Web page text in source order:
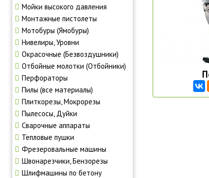
Мойки высокого давления
Монтажные пистолеты
Мотобуры (Ямобуры)
Нивелиры, Уровни
Окрасочные (Безвоздушники)
Отбойные молотки (Отбойники)
Перфораторы
Пилы (все материалы)
Плиткорезы, Мокрорезы
Пылесосы, Дуйки
Сварочные аппараты
Тепловые пушки
Фрезеровальные машины
Швонарезчики, Бензорезы
Шлифмашины по бетону